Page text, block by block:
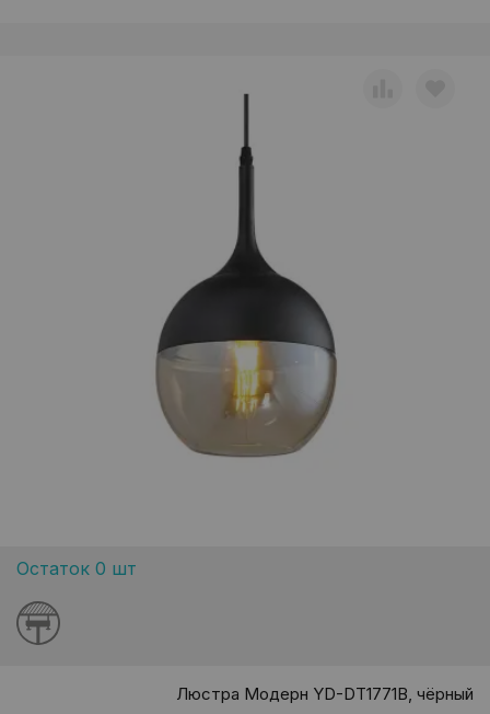
Остаток 0 шт
Люстра Модерн YD-DT1771B, чёрный